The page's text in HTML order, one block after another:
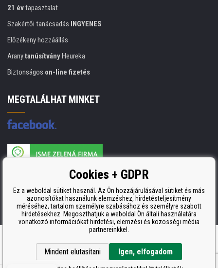
21 évtapasztalat
Szakértői tanácsadás INGYENES
Előzékeny hozzáállás
AranytanúsítványHeureka
Biztonságos on-line fizetés
MEGTALÁLHAT MINKET
A nyomtatási kellékek gyártója ISO 9001 tanúsítvánnyal rendelkezik
ISO 9001, ISO 14001 és STMC.
Ecommerce solutionsBINARGON.cz
Cookies + GDPR
Ez a weboldal sütiket használ. Az Ön hozzájárulásával sütiket és más
azonosítókat használunk elemzéshez, hirdetésteljesítmény
méréséhez, tartalom személyre szabásához és személyre szabott
hirdetésekhez. Megoszthatjuk a weboldal Ön általi használatára
vonatkozó információkat hirdetési, elemzési és közösségi média
partnereinkkel.
Mindent elutasítani Igen, elfogadom